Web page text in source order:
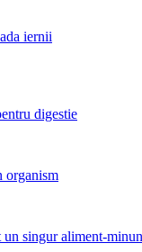
iernii
digestie
organism
singur aliment-